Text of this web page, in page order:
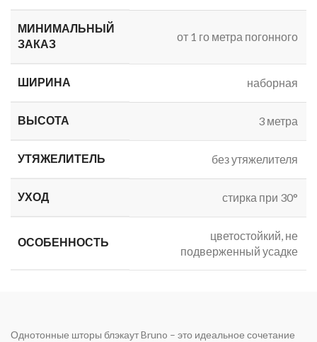
МИНИМАЛЬНЫЙ
ЗАКАЗ
от 1 го метра погонного
ШИРИНА наборная
ВЫСОТА 3 метра
УТЯЖЕЛИТЕЛЬ без утяжелителя
УХОД стирка при 30°
ОСОБЕННОСТЬ
цветостойкий, не
подверженный усадке
Однотонные шторы блэкаут Bruno – это идеальное сочетание